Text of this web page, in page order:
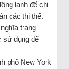
lạnh để chi
các thi thể.
trang
sử dụng để
phố New York